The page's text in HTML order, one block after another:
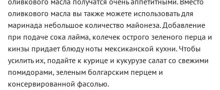
оливкового масла вы также можете использовать для
маринада небольшое количество майонеза. Добавление
при подаче сока лайма, колечек острого зеленого перца и
кинзы придает блюду ноты мексиканской кухни. Чтобы
усилить их, подайте к курице и кукурузе салат со свежими
помидорами, зеленым болгарским перцем и
консервированной фасолью.